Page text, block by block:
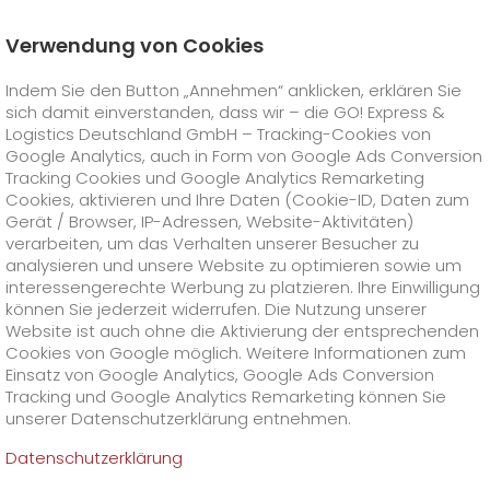
GO! Courier
GO! City
GO!Direct
GO!Same Day
GO! Touren
GO!On-Board-Courier
GO!Air Charter
GO! Express
GO!Overnight
Preise
Treibstoffzuschlag Overnight
>
GO!Worldwide +
Treibstoffzuschlag Worldwide
>
GO! Solutions
Branchenlösungen +
GO! Healthcare
GO!Hightech
GO!Media & Trade
Besondere Versandinhalte +
GO!Tierversand
GO!Gefahrgut
Besondere Versandanforderungen
GO!Freight-Service
GO! Value Added Services
Online Services +
GO! Kundenportal
Kundenportal Registrierung
IT Anbindungen
Unternehmen
Ihr GO! Team Göttingen
GO! Göttingen
GO! Express & Logistics Göttingen GmbH
Reinhard-Rube-Straße 6
Tel. +49 551 548484-8
Verwendung von Cookies
Indem Sie den Button „Annehmen“ anklicken, erklären Sie
sich damit einverstanden, dass wir – die GO! Express &
Logistics Deutschland GmbH – Tracking-Cookies von
Google Analytics, auch in Form von Google Ads Conversion
Tracking Cookies und Google Analytics Remarketing
Cookies, aktivieren und Ihre Daten (Cookie-ID, Daten zum
Gerät / Browser, IP-Adressen, Website-Aktivitäten)
verarbeiten, um das Verhalten unserer Besucher zu
analysieren und unsere Website zu optimieren sowie um
interessengerechte Werbung zu platzieren. Ihre Einwilligung
können Sie jederzeit widerrufen. Die Nutzung unserer
Website ist auch ohne die Aktivierung der entsprechenden
Cookies von Google möglich. Weitere Informationen zum
Einsatz von Google Analytics, Google Ads Conversion
Tracking und Google Analytics Remarketing können Sie
unserer Datenschutzerklärung entnehmen.
Datenschutzerklärung